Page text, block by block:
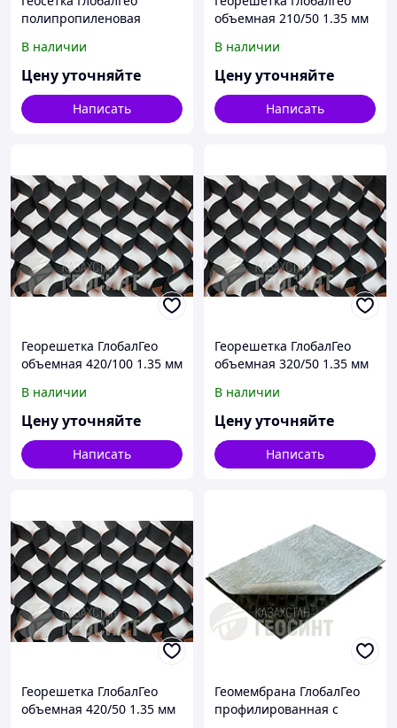
полипропиленовая
В наличии
Цену уточняйте
Написать
объемная 210/50 1.35 мм
В наличии
Цену уточняйте
Написать
Георешетка ГлобалГео
объемная 420/100 1.35 мм
В наличии
Цену уточняйте
Написать
Георешетка ГлобалГео
объемная 320/50 1.35 мм
В наличии
Цену уточняйте
Написать
Георешетка ГлобалГео
объемная 420/50 1.35 мм
Геомембрана ГлобалГео
профилированная с